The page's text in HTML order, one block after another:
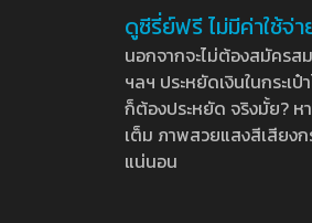
ดูซีรี่ย์ฟรี ไม่มีค่าใช้จ่า
นอกจากจะไม่ต้องสมัครส
ฯลฯ ประหยัดเงินในกระเ
ก็ต้องประหยัด จริงมั้ย?
เต็ม ภาพสวยแสงสีเสียง
แน่นอน